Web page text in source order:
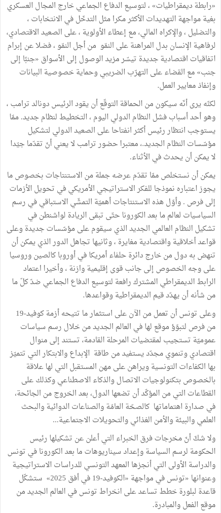
«رابطة ديمقراطيات» ، لتوسيع الدفاع الجماعي خارج المجال العسكري
بغية مواجهة التهديدات الأكثر مكرا مثل التدخّل في الانتخابات ،
والتضليل ، والإكراه المالي، مع إعطاء الأولوية ، على الصعيد الاقتصادي،
لرفاهية الإنسان بدل المراهنة على النمّو من أجل النمّو ، فضلا عن إبرام
اتفاقيات اقتصادية جديدة تيسّر مزيد الوصول إلى الأسواق «جنبًا إلى
جنب» مع القضاء على التهرّب الضريبي وحماية خصوصية البيانات
وإنفاذ معايير العمل.
لكنّه يرى أنّه سيكون من الحماقة التوقّع أن يقود الرئيس دونالد ترامب ،
وهو أحد أسباب فشل النظام الدولي اليوم ، التخطيط لنظام جديد. ممّا
يستوجب انتظار رئيس أكثر انفتاحا على الصعيد الدولي لتشكيل
مؤسّسات النظام الجديد.، معتبرا حضور ترامب لا يعني أنّ تقدّما جيّدا
لا يمكن أن يحدث في الأثناء.
يمكن أن نستخلص ممّا تقدّم عرضه جملة من الاستنتاجات بخصوص ما
يجوز اعتباره نموذجا للفكر الاستراتيجي الأمريكي في تحويل الأزمات
إلى فرص . وأوّل هذه الاستنتاجات أهميّة التمشّي الاستباقي في رسم
السياسيات لعالم ما بعد الكورونا حتّى تبقى الريادة لواشنطن في
تشكيل النظام العالمي الجديد الذي سيقوم على مؤسّسات جديدة وعلى
قواعد أخلاقية واقتصادية مغايرة ، وثانيها تجاهل الدور الذي يمكن أن
تنهض به دول من خارج دائرة حلفاء أمريكا في أوروبا كالصين وروسيا
على وجه الخصوص إلى جانب قوى إقليمية وازنة ، وأخيرا اعتماد
الرابط الديمقراطي المشترك رافعة لتوسيع الدفاع الجماعي ضدّ كلّ ما
من شأنه أن يهدّد قيم الديمقراطية وقواعدها.
وعلى تونس أن تعمل من الآن على استثمار ما تتيحه أزمة كوفيد-19
من فرص لتبوّؤ موقع لها في العالم الجديد من خلال رسم سياسات
عموميّة تستجيب لمقتضيات المرحلة القادمة، تستند إلى منوال
اقتصادي وتنموي مجدّد يستفيد من طاقة الإبداع والابتكار التي تتميّز
بها الكفاءات التونسية ويراهن على مهن المستقبل التي لها علاقة
بالخصوص بتكنولوجيات الاتصال والذكاء الاصطناعي وكذلك على
القطاعات التي من المؤكّد أن تضعها الدول، بعد الخروج من الجائحة،
في صدارة اهتماماتها كالصحّة العامّة والصناعات الدوائية والبحث
العلمي والبيئة والأمن الغذائي والتحويلات الاجتماعية...
ولا شكّ أنّ مخرجات فرق الخبراء التي أعلن عن تشكيلها رئيس
الحكومة لرسم السياسة وإعداد سيناريوهات ما بعد الكورونا في تونس
والدراسة الأولى التي أنجزها المعهد التونسي للدراسات الاستراتيجية
وعنوانها «تونس في مواجهة «الكوفيد-19 في أفق 2025» ستشكّل
قاعدة لبلورة خطط تساعد على انخراط تونس في العالم الجديد من
موقع الفعل والمبادرة.